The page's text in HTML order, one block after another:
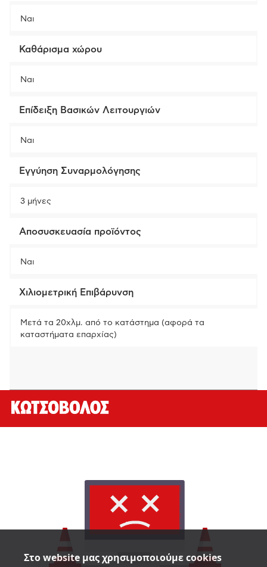
Στο website μας χρησιμοποιούμε cookies
Ναι
Καθάρισμα χώρου
Ναι
Επίδειξη Βασικών Λειτουργιών
Ναι
Εγγύηση Συναρμολόγησης
3 μήνες
Αποσυσκευασία προϊόντος
Ναι
Χιλιομετρική Επιβάρυνση
Μετά τα 20χλμ. από το κατάστημα (αφορά τα
καταστήματα επαρχίας)